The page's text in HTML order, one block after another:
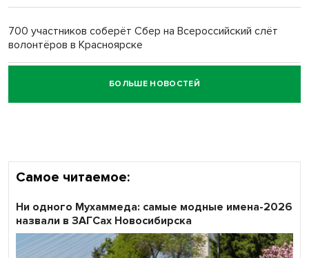
700 участников соберёт Сбер на Всероссийский слёт
волонтёров в Красноярске
Честный выбор: видеонаблюдение обеспечит
объективность результатов ЕДГ в Новосибирской
БОЛЬШЕ НОВОСТЕЙ
Самое читаемое:
Ни одного Мухаммеда: самые модные имена-2026
назвали в ЗАГСах Новосибирска